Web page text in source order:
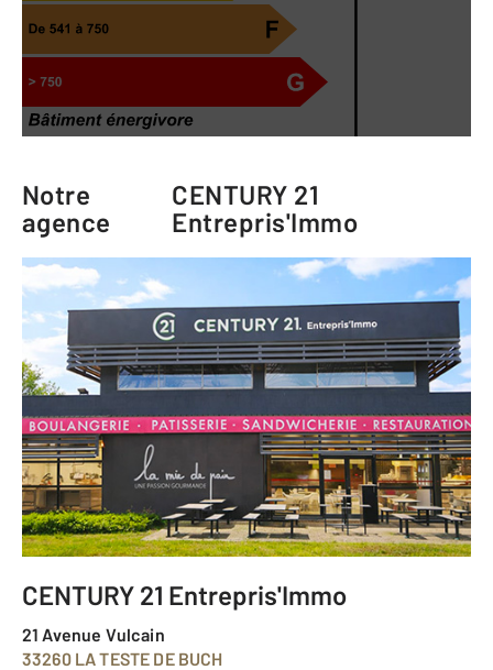
Notre
agence
CENTURY 21
Entrepris'Immo
CENTURY 21 Entrepris'Immo
21 Avenue Vulcain
33260 LA TESTE DE BUCH